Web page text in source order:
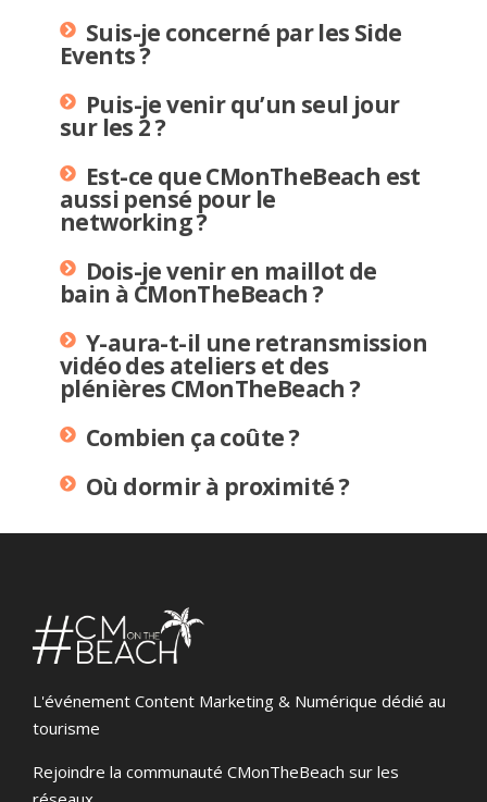
Suis-je concerné par les Side
Events ?
Puis-je venir qu’un seul jour
sur les 2 ?
Est-ce que CMonTheBeach est
aussi pensé pour le
networking ?
Dois-je venir en maillot de
bain à CMonTheBeach ?
Y-aura-t-il une retransmission
vidéo des ateliers et des
plénières CMonTheBeach ?
Combien ça coûte ?
Où dormir à proximité ?​
L'événement Content Marketing & Numérique dédié au
tourisme
Rejoindre la communauté CMonTheBeach sur les